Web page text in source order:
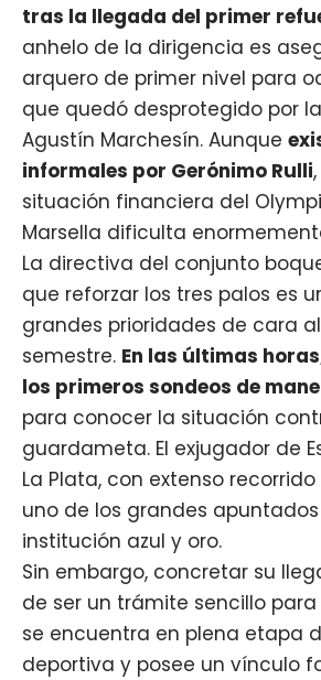
tras la llegada del primer
anhelo de la dirigencia es
arquero de primer nivel para
que quedó desprotegido por
Agustín Marchesín. Aunque
informales por Gerónimo Rulli
situación financiera del
Marsella dificulta
La directiva del conjunto
que reforzar los tres palos es
grandes prioridades de cara
semestre. En las últimas
los primeros sondeos de
para conocer la situación
guardameta. El exjugador de
La Plata, con extenso recorrido
uno de los grandes
institución azul y oro.
Sin embargo, concretar su
de ser un trámite sencillo para
se encuentra en plena etapa
deportiva y posee un vínculo